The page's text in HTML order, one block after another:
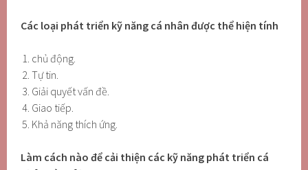
Các loại phát triển kỹ năng cá nhân được thể hiện tính
chủ động.
Tự tin.
Giải quyết vấn đề.
Giao tiếp.
Khả năng thích ứng.
Làm cách nào để cải thiện các kỹ năng phát triển cá